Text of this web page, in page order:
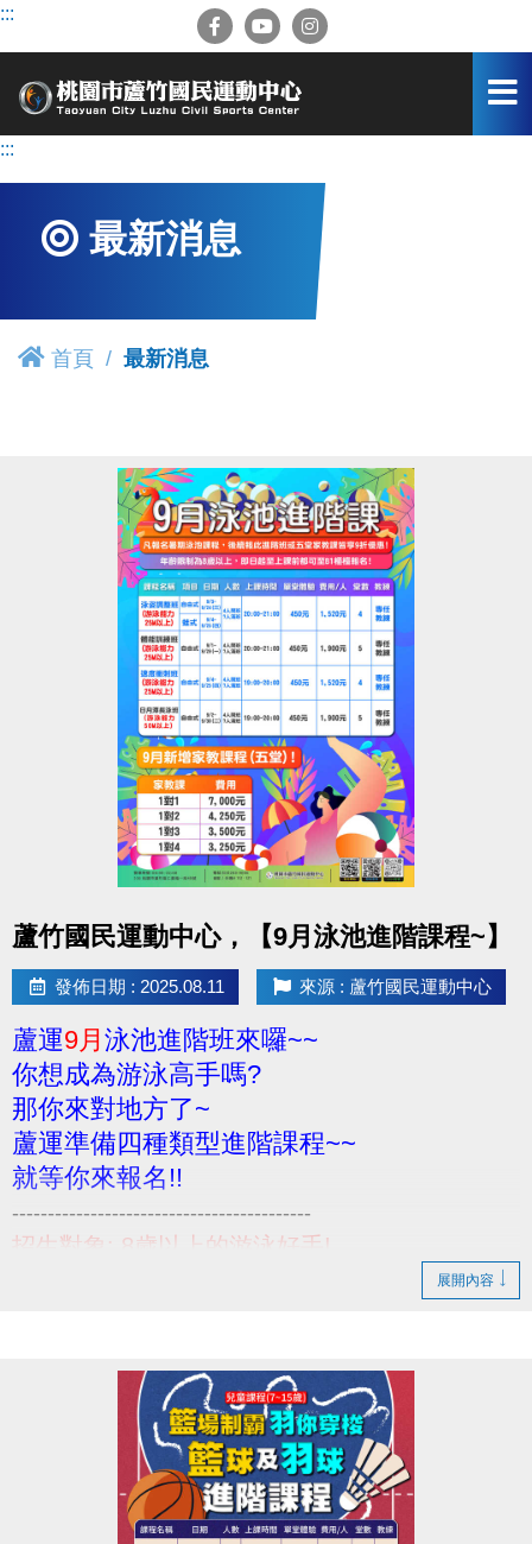
跳
容
:::
:::
最新消息
首頁 最新消息
蘆竹國民運動中心，【9月泳池進階課程~】
發佈日期 : 2025.08.11 來源 : 蘆竹國民運動中心
蘆運9月 泳池進階班來囉~~
你想成為游泳高手嗎?
那你來對地方了~
蘆運準備四種類型進階課程~~
就等你來報名!!
------------------------------------------
招生對象: 8歲以上的游泳好手!
小提醒，請詳閱各項課程必要條件喔~
------------------------------------------
若有相關問題，請不吝撥打03-2639066 #114、115!
展開內容